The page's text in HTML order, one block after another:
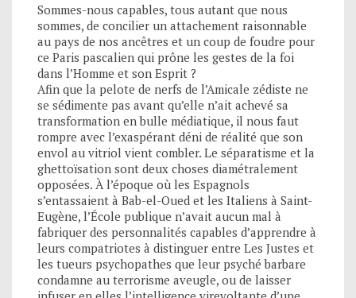
Sommes-nous capables, tous autant que nous
sommes, de concilier un attachement raisonnable
au pays de nos ancêtres et un coup de foudre pour
ce Paris pascalien qui prône les gestes de la foi
dans l’Homme et son Esprit ?
Afin que la pelote de nerfs de l’Amicale zédiste ne
se sédimente pas avant qu’elle n’ait achevé sa
transformation en bulle médiatique, il nous faut
rompre avec l’exaspérant déni de réalité que son
envol au vitriol vient combler. Le séparatisme et la
ghettoïsation sont deux choses diamétralement
opposées. À l’époque où les Espagnols
s’entassaient à Bab-el-Oued et les Italiens à Saint-
Eugène, l’École publique n’avait aucun mal à
fabriquer des personnalités capables d’apprendre à
leurs compatriotes à distinguer entre Les Justes et
les tueurs psychopathes que leur psyché barbare
condamne au terrorisme aveugle, ou de laisser